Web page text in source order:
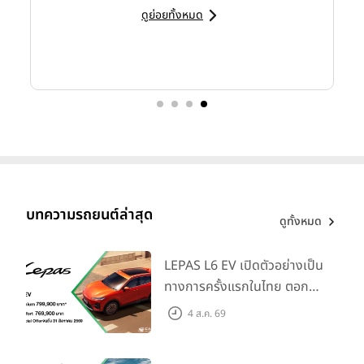
ดูย่อยทั้งหมด
บทความรถยนต์ล่าสุด ดูทั้งหมด
LEPAS L6 EV เปิดตัวอย่างเป็น
ทางการครั้งแรกในไทย ตอกย้ำ
วิสัยทัศน์ “Drive Your
4 ส.ค. 69